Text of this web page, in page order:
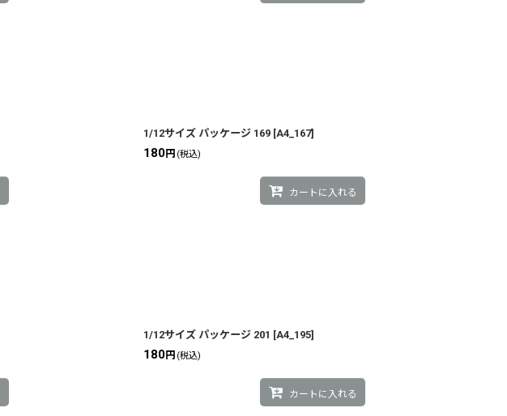
1/12サイズ パッケージ 169 [A4_167]
180円 (税込)
カートに入れる
1/12サイズ パッケージ 201 [A4_195]
180円 (税込)
カートに入れる